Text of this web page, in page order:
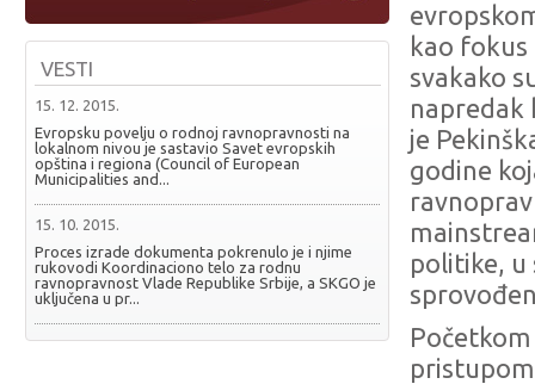
VESTI
15. 12. 2015.
Evropsku povelju o rodnoj ravnopravnosti na
lokalnom nivou je sastavio Savet evropskih
opština i regiona (Council of European
Municipalities and...
15. 10. 2015.
Proces izrade dokumenta pokrenulo je i njime
rukovodi Koordinaciono telo za rodnu
ravnopravnost Vlade Republike Srbije, a SKGO je
uključena u pr...
kao
svakako
napredak
je
godine
politike, u